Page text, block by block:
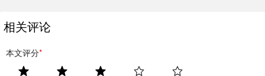
相关评论
本文评分*